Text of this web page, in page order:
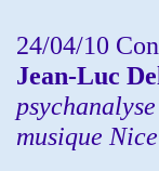
24/04/10
Jean-Luc
musique Nice